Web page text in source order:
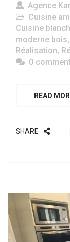
Agence
Cuisine
Cuisine
moderne bois,
Réalisation,
0
READ
SHARE